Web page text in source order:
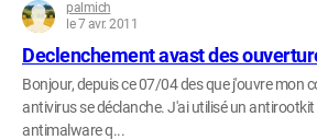
palmich
le 7 avr. 2011
Declenchement avast des
Bonjour, depuis ce 07/04 des que j'ouvre mon
antivirus se déclanche. J'ai utilisé un
antimalware q...